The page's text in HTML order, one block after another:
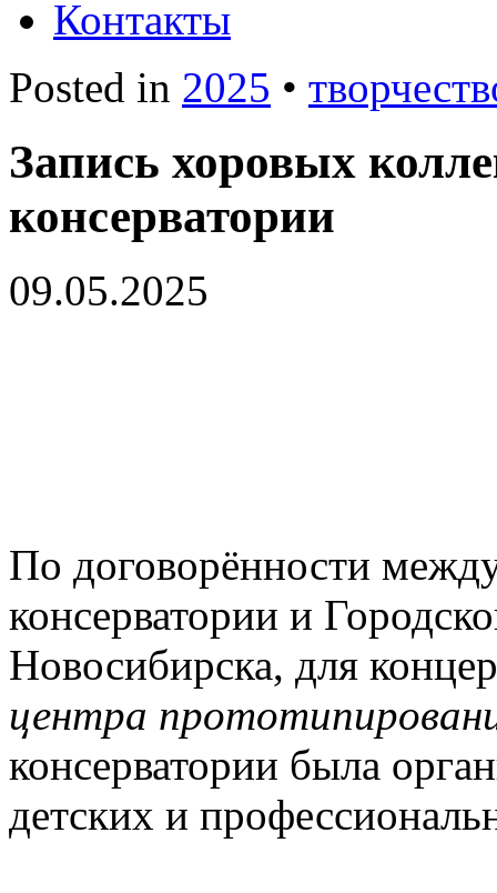
Контакты
Posted in 2025 •
Запись хоровых
консерватории
09.05.2025
По договорённости
консерватории и
Новосибирска, для
центра
консерватории была
детских и